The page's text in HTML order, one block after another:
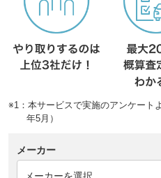
※1：本サービスで実施のアンケート
年5月）
メーカー